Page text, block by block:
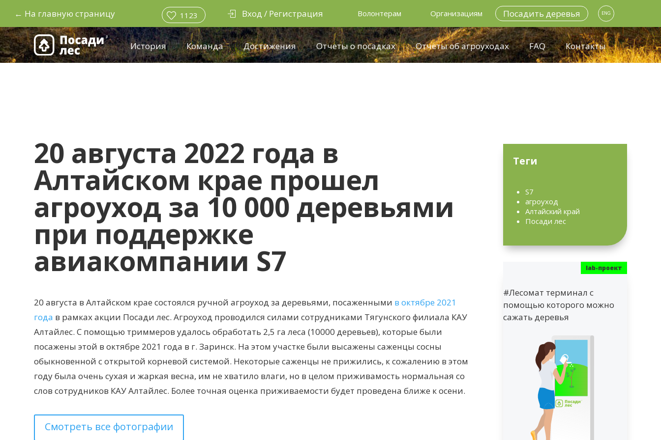
← На главную страницу 1123 Вход / Регистрация Волонтерам Организациям Посадить деревья ENG
История Команда Достижения Отчеты о посадках Отчёты об агроуходах FAQ Контакты
20 августа 2022 года в
Алтайском крае прошел
агроуход за 10 000 деревьями
при поддержке
авиакомпании S7
20 августа в Алтайском крае состоялся ручной агроуход за деревьями, посаженными в октябре 2021
года в рамках акции Посади лес. Агроуход проводился силами сотрудниками Тягунского филиала КАУ
Алтайлес. С помощью триммеров удалось обработать 2,5 га леса (10000 деревьев), которые были
посажены этой в октябре 2021 года в г. Заринск. На этом участке были высажены саженцы сосны
обыкновенной с открытой корневой системой. Некоторые саженцы не прижились, к сожалению в этом
году была очень сухая и жаркая весна, им не хватило влаги, но в целом приживамость нормальная со
слов сотрудников КАУ Алтайлес. Более точная оценка приживаемости будет проведена ближе к осени.
Смотреть все фотографии
Теги
S7
агроуход
Алтайский край
Посади лес
#Лесомат терминал с
помощью которого можно
сажать деревья